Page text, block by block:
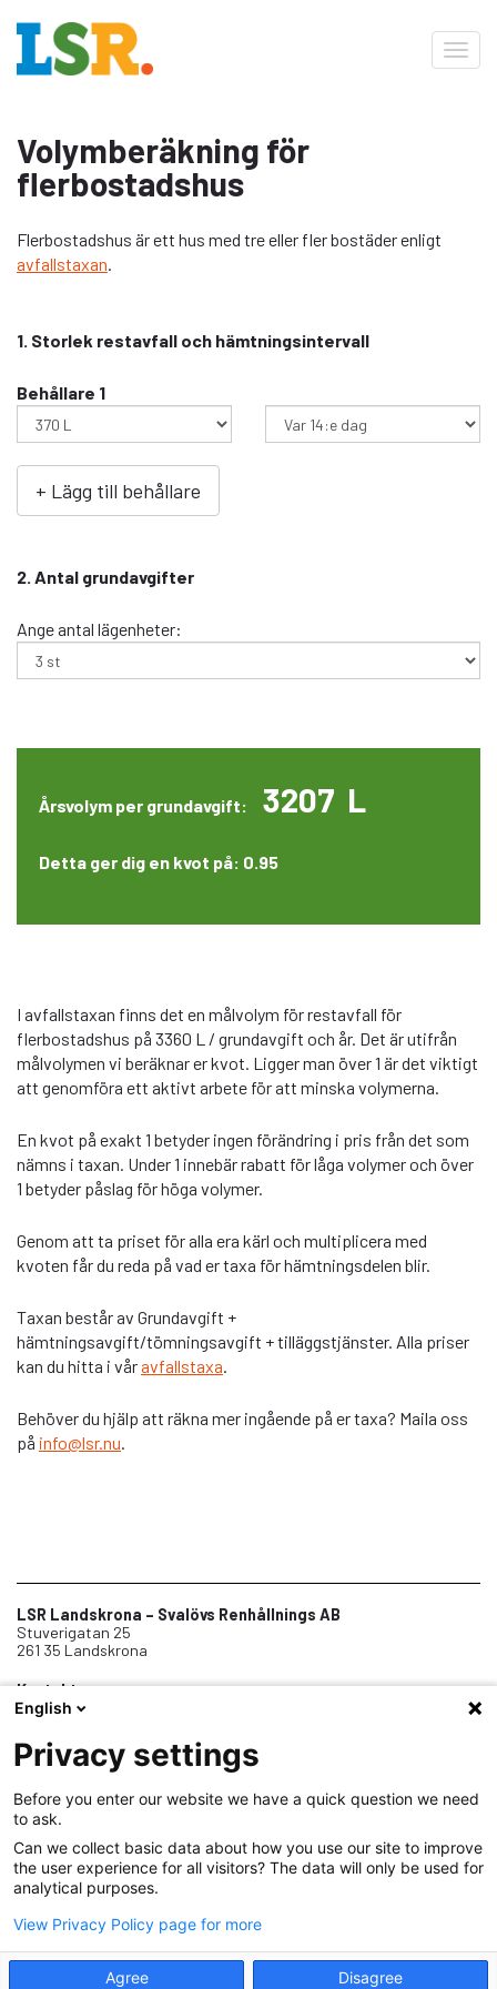
Volymberäkning för
flerbostadshus
Flerbostadshus är ett hus med tre eller fler bostäder enligt
avfallstaxan.
1. Storlek restavfall och hämtningsintervall
Behållare 1
2. Antal grundavgifter
Ange antal lägenheter:
Årsvolym per grundavgift: 3207 L
Detta ger dig en kvot på: 0.95
I avfallstaxan finns det en målvolym för restavfall för
flerbostadshus på 3360 L / grundavgift och år. Det är utifrån
målvolymen vi beräknar er kvot. Ligger man över 1 är det viktigt
att genomföra ett aktivt arbete för att minska volymerna.
En kvot på exakt 1 betyder ingen förändring i pris från det som
nämns i taxan. Under 1 innebär rabatt för låga volymer och över
1 betyder påslag för höga volymer.
Genom att ta priset för alla era kärl och multiplicera med
kvoten får du reda på vad er taxa för hämtningsdelen blir.
Taxan består av Grundavgift +
hämtningsavgift/tömningsavgift + tilläggstjänster. Alla priser
kan du hitta i våravfallstaxa.
Behöver du hjälp att räkna mer ingående på er taxa? Maila oss
på info@lsr.nu.
LSR Landskrona – Svalövs Renhållnings AB
Stuverigatan 25
261 35 Landskrona
Kontakt
0418-45 01 00
Telefontid vardagar 8-12
Om oss
Samarbeten
Dokument
Personuppgiftshantering (GDPR)
English
Privacy settings
Before you enter our website we have a quick question we need
to ask.
Can we collect basic data about how you use our site to improve
the user experience for all visitors? The data will only be used for
analytical purposes.
View Privacy Policy page for more
Agree Disagree